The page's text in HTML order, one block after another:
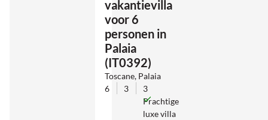
vakantievilla
voor 6
personen in
Palaia
(IT0392)
Toscane, Palaia
6
3
3
Prachtige
luxe villa